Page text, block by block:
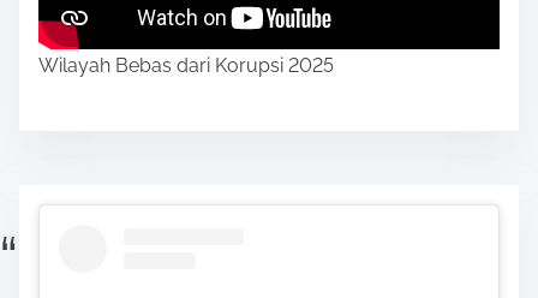
Wilayah Bebas dari Korupsi 2025